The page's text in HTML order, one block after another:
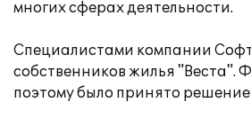
многих сферах деятельности.
Специалистами компании
собственников жилья "Веста".
поэтому было принято